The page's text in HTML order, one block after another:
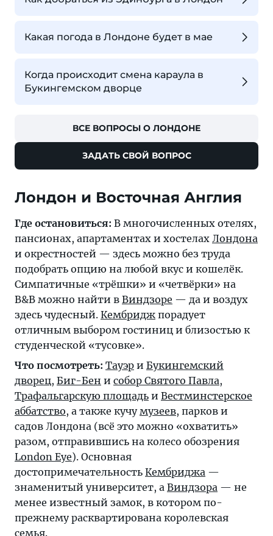
Какая погода в Лондоне будет в мае
Когда происходит смена караула в
Букингемском дворце
ВСЕ ВОПРОСЫ О ЛОНДОНЕ
ЗАДАТЬ СВОЙ ВОПРОС
Лондон и Восточная Англия
Где остановиться: В многочисленных отелях,
пансионах, апартаментах и хостелах Лондона
и окрестностей — здесь можно без труда
подобрать опцию на любой вкус и кошелёк.
Симпатичные «трёшки» и «четвёрки» на
B&B можно найти в Виндзоре — да и воздух
здесь чудесный. Кембридж порадует
отличным выбором гостиниц и близостью к
студенческой «тусовке».
Что посмотреть: Тауэр и Букингемский
дворец, Биг-Бен и собор Святого Павла,
Трафальгарскую площадь и Вестминстерское
аббатство, а также кучумузеев, парков и
садов Лондона (всё это можно «охватить»
разом, отправившись на колесо обозрения
London Eye). Основная
достопримечательность Кембриджа —
знаменитый университет, а Виндзора — не
менее известный замок, в котором по-
прежнему расквартирована королевская
семья.